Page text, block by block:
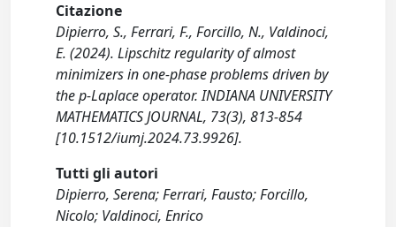
Citazione
Dipierro, S., Ferrari, F., Forcillo, N., Valdinoci,
E. (2024). Lipschitz regularity of almost
minimizers in one-phase problems driven by
the p-Laplace operator. INDIANA UNIVERSITY
MATHEMATICS JOURNAL, 73(3), 813-854
[10.1512/iumj.2024.73.9926].
Tutti gli autori
Dipierro, Serena; Ferrari, Fausto; Forcillo,
Nicolo; Valdinoci, Enrico